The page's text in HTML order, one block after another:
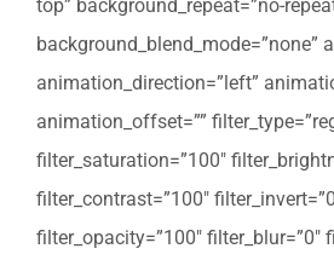
top” background_repeat=”no-
background_blend_mode=”none”
animation_direction=”left”
animation_offset=””
filter_saturation=”100″
filter_contrast=”100″
filter_opacity=”100″ filter_blur=”0″